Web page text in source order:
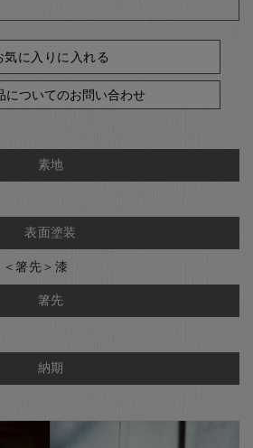
気に入りに入れる
についてのお問い合わせ
素地
表面塗装
箸先＞漆
箸先
納期